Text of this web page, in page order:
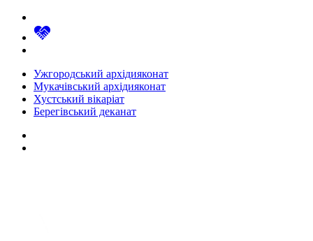
Ужгородський архідияконат
Мукачівський архідияконат
Хустський вікаріат
Берегівський деканат